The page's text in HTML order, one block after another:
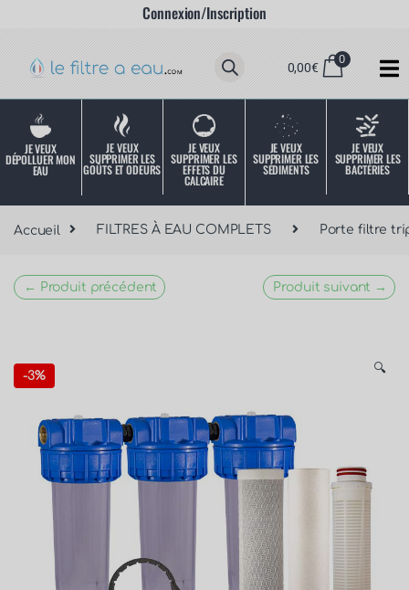
Connexion/Inscription
0,00€
0
JE VEUX
DÉPOLLUER MON
EAU
JE VEUX
SUPPRIMER LES
GOÛTS ET ODEURS
JE VEUX
SUPPRIMER LES
EFFETS DU
CALCAIRE
JE VEUX
SUPPRIMER LES
SÉDIMENTS
JE VEUX
SUPPRIMER LES
BACTÉRIES
Accueil FILTRES À EAU COMPLETS Porte filtre
← Produit précédent Produit suivant →
-3%
🔍